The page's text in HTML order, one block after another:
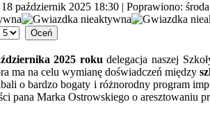
październik 2025 18:30 | Poprawiono:
2025 roku delegacja naszej
ma na celu wymianę doświadczeń między
o bardzo bogaty i różnorodny program
pana Marka Ostrowskiego o aresztowaniu